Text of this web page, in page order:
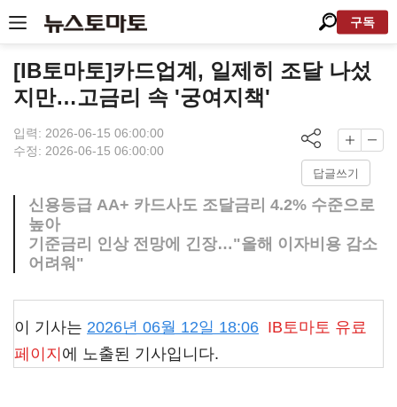
구독
[IB토마토]카드업계, 일제히 조달 나섰
지만…고금리 속 '궁여지책'
입력: 2026-06-15 06:00:00
수정: 2026-06-15 06:00:00
답글쓰기
신용등급 AA+ 카드사도 조달금리 4.2% 수준으로
높아
기준금리 인상 전망에 긴장…"올해 이자비용 감소
어려워"
이 기사는 2026년 06월 12일 18:06 IB토마토 유료
페이지 에 노출된 기사입니다.